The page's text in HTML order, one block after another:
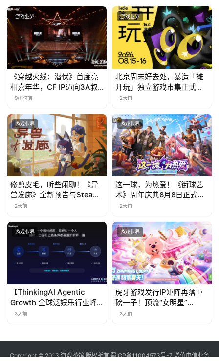
) 游戏业界
《穿越火线：潜伏》首度亮
相嘉年华，CF IP迈向3A叙
事新高度
9小时前
游戏业界
北京周末好去处，暴造「摊
开玩」独立游戏市集正式开
票！
2天前
游戏业界
修剪皮毛，听些闲聊！《异
兽发廊》全新预告与Steam
免费试玩公开
2天前
游戏业界
这一球，为热爱！《街球艺
术》周年庆典8月8日正式上
线，多重福利与全新内容同
2天前
游戏业界
【ThinkingAI Agentic
Growth 全球泛娱乐行业峰
会】Agent 时代，人到底负
3天前
游戏业界
虎牙游戏发行IP矩阵再落重
磅一子！顶流“女明星”
ZANMANG LOOPY 正版3D
3天前
Copyright © 2013 游戏茶馆 版权所有蜀ICP备11004573号-7增值电信业务